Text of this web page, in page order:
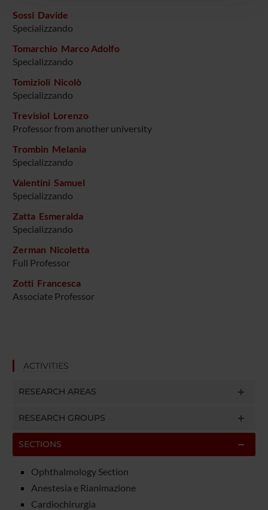
raccolto dal tuo utilizzo dei loro servizi.
Sossi Davide
Specializzando
Tomarchio Marco Adolfo
Specializzando
Tomizioli Nicolò
Specializzando
Trevisiol Lorenzo
Professor from another university
Trombin Melania
Specializzando
Valentini Samuel
Specializzando
Zatta Esmeralda
Specializzando
Zerman Nicoletta
Full Professor
Zotti Francesca
Associate Professor
ACTIVITIES
RESEARCH AREAS
RESEARCH GROUPS
SECTIONS
Ophthalmology Section
Anestesia e Rianimazione
Cardiochirurgia